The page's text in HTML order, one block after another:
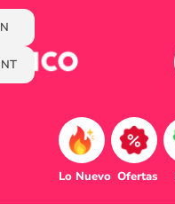
Lo Nuevo Ofertas